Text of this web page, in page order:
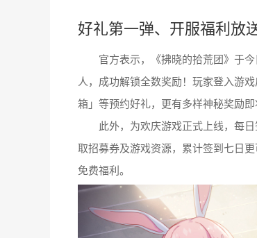
好礼第一弹、开服福利放
官方表示，《拂晓的拾荒团》于
人，成功解锁全数奖励！玩家登入游
箱」等预约好礼，更有多样神秘奖励即
此外，为欢庆游戏正式上线，每日
取招募券及游戏资源，累计签到七日
免费福利。